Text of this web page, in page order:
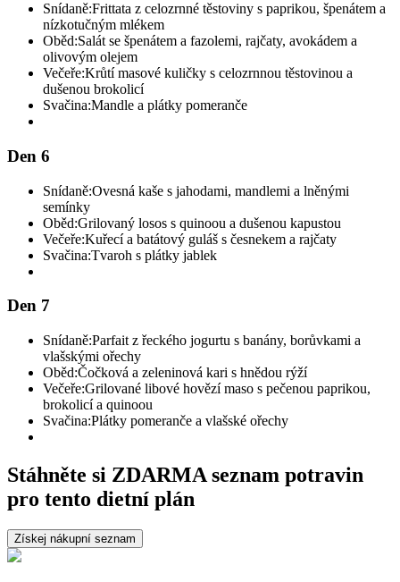
Snídaně:Frittata z celozrnné těstoviny s paprikou, špenátem a
nízkotučným mlékem
Oběd:Salát se špenátem a fazolemi, rajčaty, avokádem a
olivovým olejem
Večeře:Krůtí masové kuličky s celozrnnou těstovinou a
dušenou brokolicí
Svačina:Mandle a plátky pomeranče
Den 6
Snídaně:Ovesná kaše s jahodami, mandlemi a lněnými
semínky
Oběd:Grilovaný losos s quinoou a dušenou kapustou
Večeře:Kuřecí a batátový guláš s česnekem a rajčaty
Svačina:Tvaroh s plátky jablek
Den 7
Snídaně:Parfait z řeckého jogurtu s banány, borůvkami a
vlašskými ořechy
Oběd:Čočková a zeleninová kari s hnědou rýží
Večeře:Grilované libové hovězí maso s pečenou paprikou,
brokolicí a quinoou
Svačina:Plátky pomeranče a vlašské ořechy
Stáhněte si ZDARMA seznam potravin
pro tento dietní plán
Získej nákupní seznam